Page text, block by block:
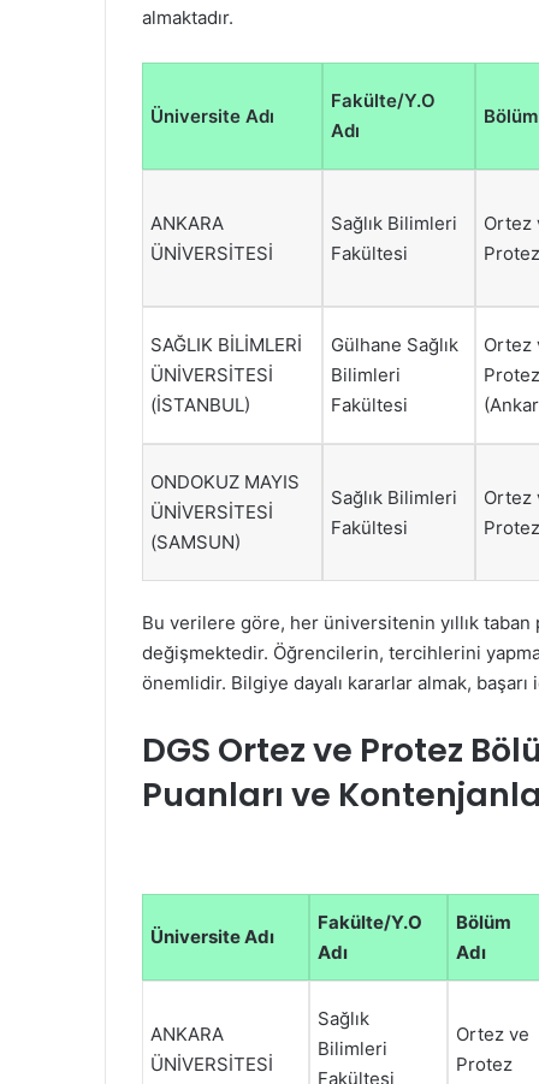
almaktadır.
Üniversite Adı
Fakülte/Y.O
Adı
Bölüm
ANKARA
ÜNİVERSİTESİ
Sağlık Bilimleri
Fakültesi
Ortez
Protez
SAĞLIK BİLİMLERİ
ÜNİVERSİTESİ
(İSTANBUL)
Gülhane Sağlık
Bilimleri
Fakültesi
Ortez
Protez
ONDOKUZ MAYIS
ÜNİVERSİTESİ
(SAMSUN)
Sağlık Bilimleri
Fakültesi
Ortez
Protez
Bu verilere göre, her üniversitenin yıllık taban
değişmektedir. Öğrencilerin, tercihlerini
önemlidir. Bilgiye dayalı kararlar almak, başarı
DGS Ortez ve Protez
Puanları ve
Üniversite Adı
Fakülte/Y.O
Adı
Bölüm
Adı
ANKARA
ÜNİVERSİTESİ
Sağlık
Bilimleri
Fakültesi
Ortez ve
Protez